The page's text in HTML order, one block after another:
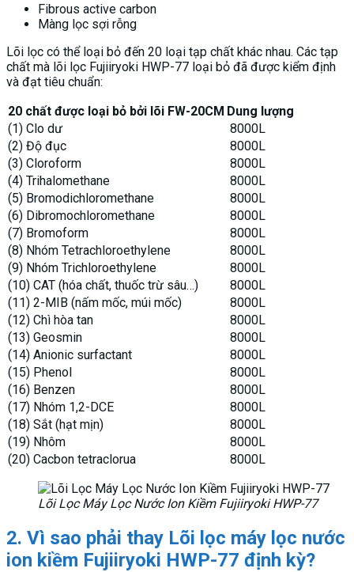
Fibrous active carbon
Màng lọc sợi rỗng
Lõi lọc có thể loại bỏ đến 20 loại tạp chất khác nhau. Các tạp
chất mà lõi lọc Fujiiryoki HWP-77 loại bỏ đã được kiểm định
và đạt tiêu chuẩn:
20 chất được loại bỏ bởi lõi FW-20CM Dung lượng
(1) Clo dư
8000L
(2) Độ đục
8000L
(3) Cloroform
8000L
(4) Trihalomethane
8000L
(5) Bromodichloromethane
8000L
(6) Dibromochloromethane
8000L
(7) Bromoform
8000L
(8) Nhóm Tetrachloroethylene
8000L
(9) Nhóm Trichloroethylene
8000L
(10) CAT (hóa chất, thuốc trừ sâu…)
8000L
(11) 2-MIB (nấm mốc, múi mốc)
8000L
(12) Chì hòa tan
8000L
(13) Geosmin
8000L
(14) Anionic surfactant
8000L
(15) Phenol
8000L
(16) Benzen
8000L
(17) Nhóm 1,2-DCE
8000L
(18) Sắt (hạt mịn)
8000L
(19) Nhôm
8000L
(20) Cacbon tetraclorua
8000L
Lõi Lọc Máy Lọc Nước Ion Kiềm Fujiiryoki HWP-77
2. Vì sao phải thay Lõi lọc máy lọc nước
ion kiềm Fujiiryoki HWP-77 định kỳ?